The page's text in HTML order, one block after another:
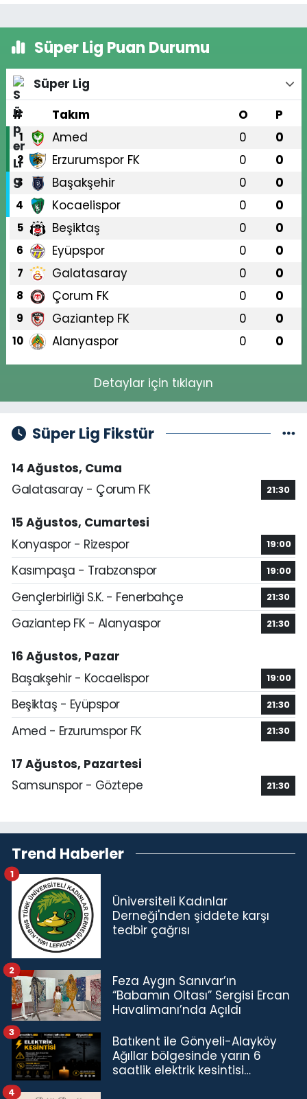
Süper Lig Puan Durumu
Süper Lig
#
Takım O P
1 Amed 0 0
2 Erzurumspor FK 0 0
3 Başakşehir 0 0
4 Kocaelispor 0 0
5 Beşiktaş 0 0
6 Eyüpspor 0 0
7 Galatasaray 0 0
8 Çorum FK 0 0
9 Gaziantep FK 0 0
10 Alanyaspor 0 0
Detaylar için tıklayın
Süper Lig Fikstür
14 Ağustos, Cuma
Galatasaray - Çorum FK
21:30
15 Ağustos, Cumartesi
Konyaspor - Rizespor
19:00
Kasımpaşa - Trabzonspor 19:00
Gençlerbirliği S.K. - Fenerbahçe 21:30
Gaziantep FK - Alanyaspor 21:30
16 Ağustos, Pazar
Başakşehir - Kocaelispor
19:00
Beşiktaş - Eyüpspor 21:30
Amed - Erzurumspor FK 21:30
17 Ağustos, Pazartesi
Samsunspor - Göztepe
21:30
Trend Haberler
Üniversiteli Kadınlar
Derneği'nden şiddete karşı
tedbir çağrısı
1
Feza Aygın Sanıvar’ın
“Babamın Oltası” Sergisi Ercan
Havalimanı’nda Açıldı
2
Batıkent ile Gönyeli-Alayköy
Ağıllar bölgesinde yarın 6
saatlik elektrik kesintisi…
3
4